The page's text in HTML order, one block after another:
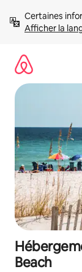
directement
Afficher la
Beach